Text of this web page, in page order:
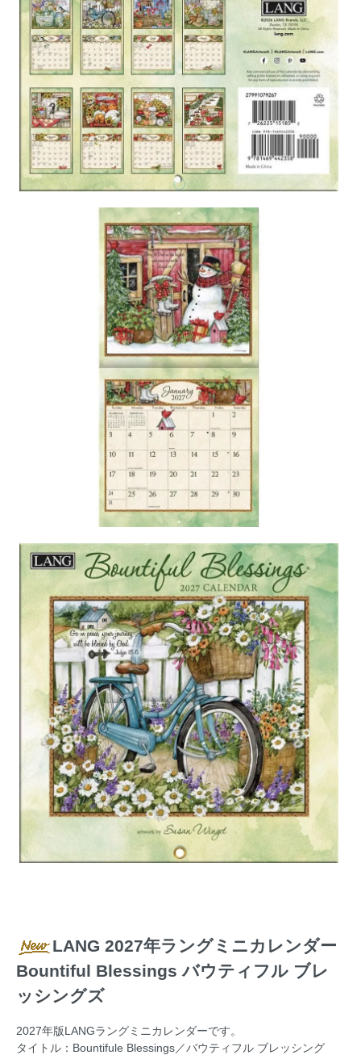
LANG 2027年ラングミニカレンダー
Bountiful Blessings バウティフル ブレ
ッシングズ
2027年版LANGラングミニカレンダーです。
タイトル：Bountifule Blessings／バウティフル ブレッシング